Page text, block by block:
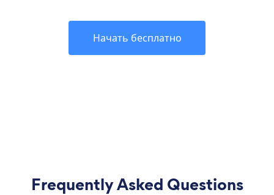
Начать бесплатно
Frequently Asked Questions